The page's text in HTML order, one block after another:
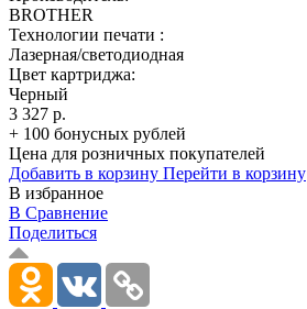
BROTHER
Технологии печати :
Лазерная/светодиодная
Цвет картриджа:
Черный
3 327 р.
+ 100 бонусных рублей
Цена для розничных покупателей
Добавить в корзину Перейти в корзину
В избранное
В Сравнение
Поделиться